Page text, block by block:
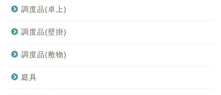
調度品(卓上)
調度品(壁掛)
調度品(敷物)
庭具